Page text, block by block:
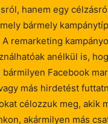
hanem egy
bármely
A remarketing
anélkül is,
Facebook
más hirdetést
célozzuk meg, akik
akármilyen más